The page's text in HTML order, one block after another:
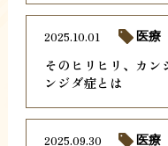
そのヒリヒリ、カン
ンジダ症とは
2025.10.01 医療
2025.09.30 医療